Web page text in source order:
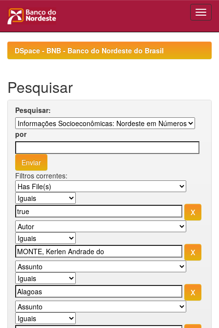
navigationDSpace - BNB - Banco do Nordeste do Brasil
Pesquisar
Pesquisar:
por
Filtros correntes: